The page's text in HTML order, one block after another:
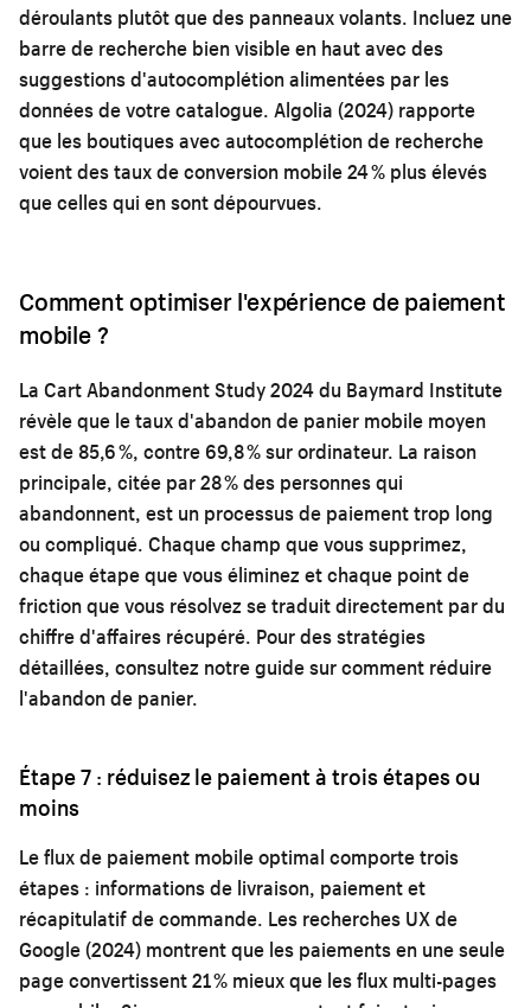
déroulants plutôt que des panneaux volants. Incluez une
barre de recherche bien visible en haut avec des
suggestions d'autocomplétion alimentées par les
données de votre catalogue. Algolia (2024) rapporte
que les boutiques avec autocomplétion de recherche
voient des taux de conversion mobile 24 % plus élevés
que celles qui en sont dépourvues.
Comment optimiser l'expérience de paiement
mobile ?
La Cart Abandonment Study 2024 du Baymard Institute
révèle que le taux d'abandon de panier mobile moyen
est de 85,6 %, contre 69,8 % sur ordinateur. La raison
principale, citée par 28 % des personnes qui
abandonnent, est un processus de paiement trop long
ou compliqué. Chaque champ que vous supprimez,
chaque étape que vous éliminez et chaque point de
friction que vous résolvez se traduit directement par du
chiffre d'affaires récupéré. Pour des stratégies
détaillées, consultez notre guide surcomment réduire
l'abandon de panier.
Étape 7 : réduisez le paiement à trois étapes ou
moins
Le flux de paiement mobile optimal comporte trois
étapes : informations de livraison, paiement et
récapitulatif de commande. Les recherches UX de
Google (2024) montrent que les paiements en une seule
page convertissent 21 % mieux que les flux multi-pages